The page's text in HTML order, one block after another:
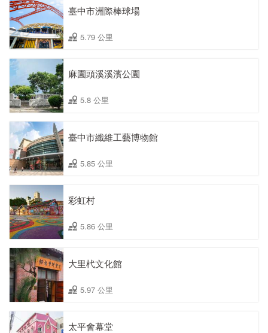
臺中市洲際棒球場
5.79 公里
麻園頭溪溪濱公園
5.8 公里
臺中市纖維工藝博物館
5.85 公里
彩虹村
5.86 公里
大里杙文化館
5.97 公里
太平會幕堂